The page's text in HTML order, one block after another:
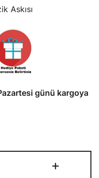
Askısı
günü kargoya
+